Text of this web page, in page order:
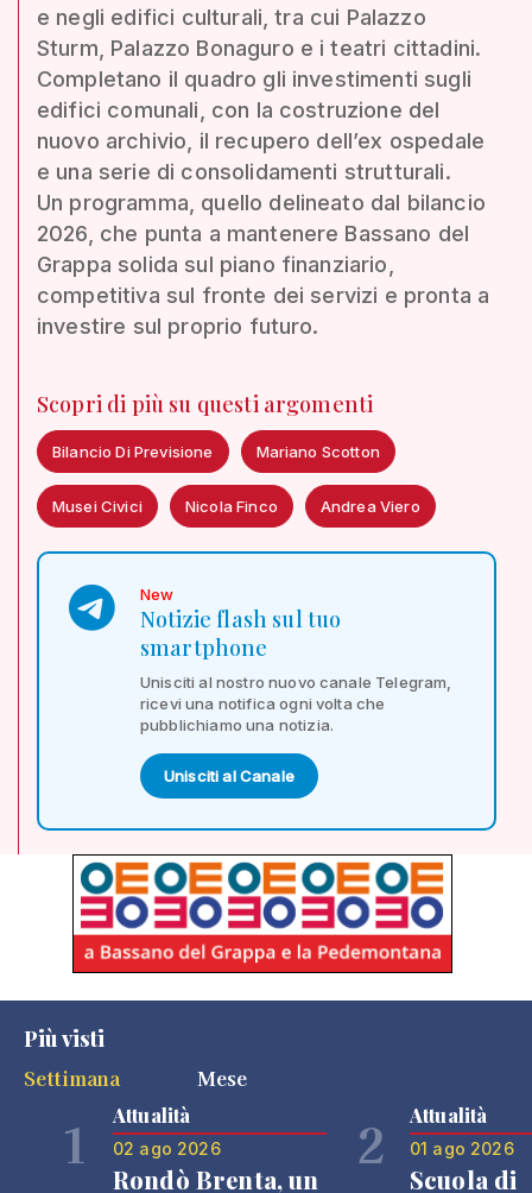
e negli edifici culturali, tra cui Palazzo
Sturm, Palazzo Bonaguro e i teatri cittadini.
Completano il quadro gli investimenti sugli
edifici comunali, con la costruzione del
nuovo archivio, il recupero dell’ex ospedale
e una serie di consolidamenti strutturali.
Un programma, quello delineato dal bilancio
2026, che punta a mantenere Bassano del
Grappa solida sul piano finanziario,
competitiva sul fronte dei servizi e pronta a
investire sul proprio futuro.
Scopri di più su questi argomenti
Bilancio Di Previsione Mariano Scotton
Musei Civici Nicola Finco Andrea Viero
New
Notizie flash sul tuo
smartphone
Unisciti al nostro nuovo canale Telegram,
ricevi una notifica ogni volta che
pubblichiamo una notizia.
Unisciti al Canale
Più visti
Settimana
Mese
1 Attualità
02 ago 2026
Rondò Brenta, un
2 Attualità
01 ago 2026
Scuola di